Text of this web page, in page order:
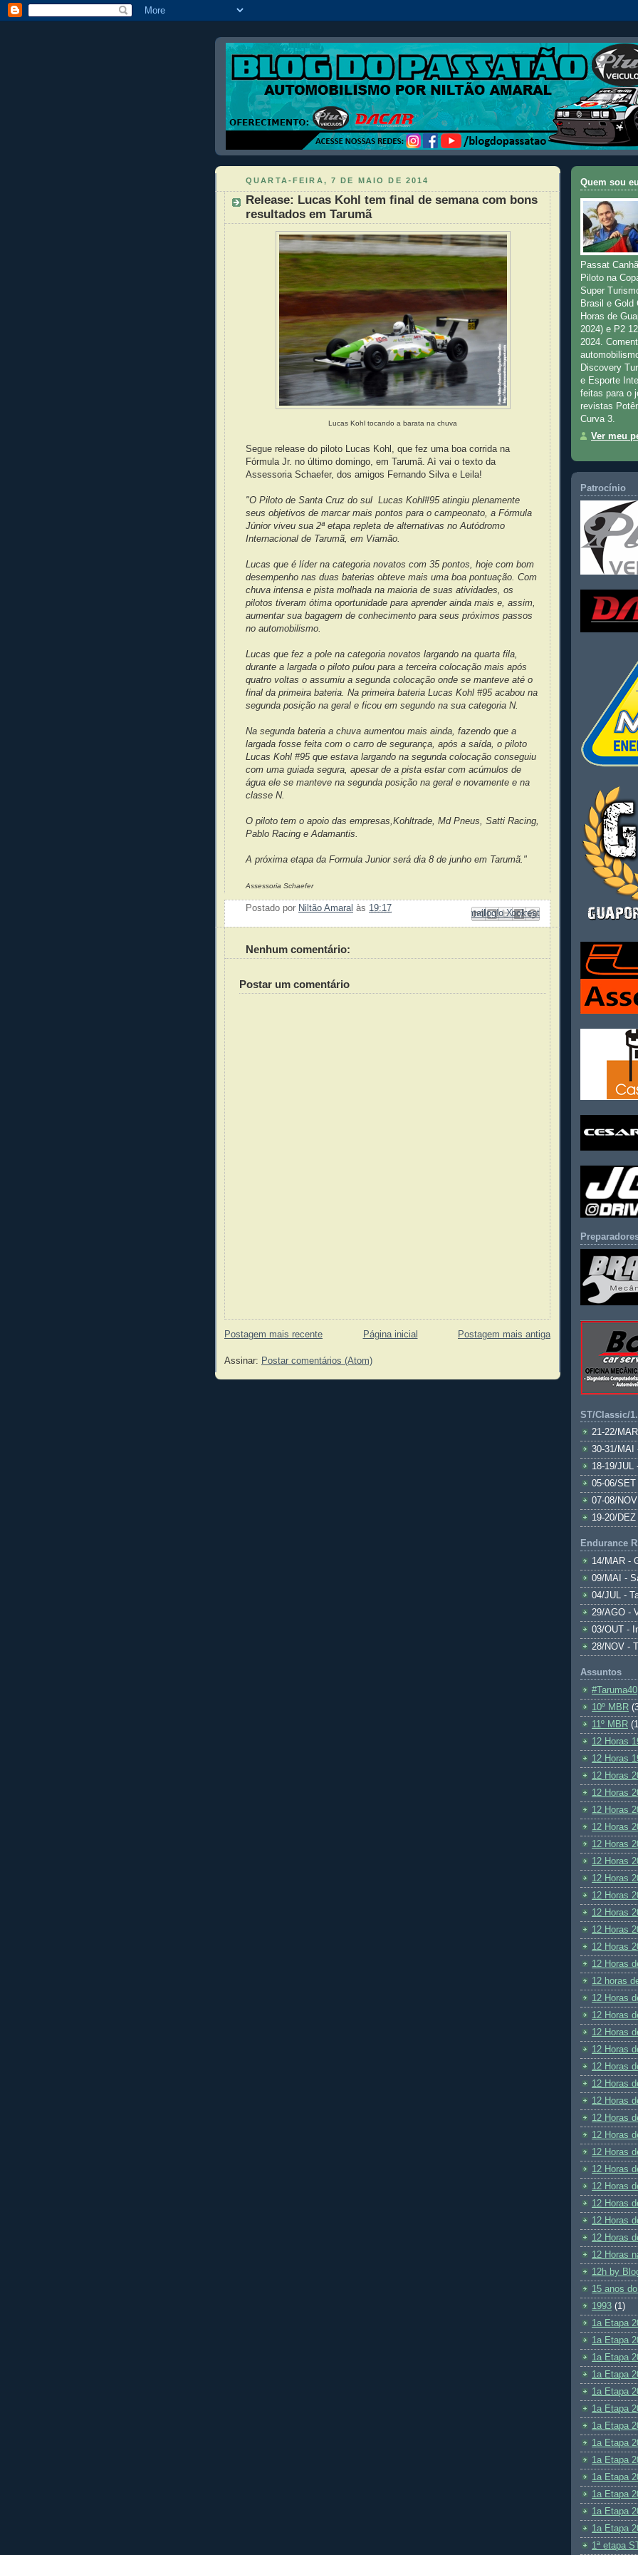
QUARTA-FEIRA, 7 DE MAIO DE 2014
Release: Lucas Kohl tem final de semana com bons
resultados em Tarumã
Lucas Kohl tocando a barata na chuva
Segue release do piloto Lucas Kohl, que fez uma boa corrida na
Fórmula Jr. no último domingo, em Tarumã. Aì vai o texto da
Assessoria Schaefer, dos amigos Fernando Silva e Leila!
"O Piloto de Santa Cruz do sul Lucas Kohl#95 atingiu plenamente
seus objetivos de marcar mais pontos para o campeonato, a Fórmula
Júnior viveu sua 2ª etapa repleta de alternativas no Autódromo
Internacional de Tarumã, em Viamão.
Lucas que é líder na categoria novatos com 35 pontos, hoje com bom
desempenho nas duas baterias obteve mais uma boa pontuação. Com
chuva intensa e pista molhada na maioria de suas atividades, os
pilotos tiveram ótima oportunidade para aprender ainda mais e, assim,
aumentar sua bagagem de conhecimento para seus próximos passos
no automobilismo.
Lucas que fez a pole na categoria novatos largando na quarta fila,
durante a largada o piloto pulou para a terceira colocação mais após
quatro voltas o assumiu a segunda colocação onde se manteve até o
final da primeira bateria. Na primeira bateria Lucas Kohl #95 acabou na
segunda posição na geral e ficou em segundo na sua categoria N.
Na segunda bateria a chuva aumentou mais ainda, fazendo que a
largada fosse feita com o carro de segurança, após a saída, o piloto
Lucas Kohl #95 que estava largando na segunda colocação conseguiu
com uma guiada segura, apesar de a pista estar com acúmulos de
água ele se manteve na segunda posição na geral e novamente e na
classe N.
O piloto tem o apoio das empresas,Kohltrade, Md Pneus, Satti Racing,
Pablo Racing e Adamantis.
A próxima etapa da Formula Junior será dia 8 de junho em Tarumã."
Assessoria Schaefer
Postado por Niltão Amaral às 19:17 Enviar por e-mail
Postar no blog!
Compartilhar no X
Compartilhar no Facebook
Compartilhar com o Pinterest
Nenhum comentário:
Postar um comentário
Postagem mais recente Postagem mais antiga
Página inicial
Assinar: Postar comentários (Atom)
Quem sou
Passat
Piloto na
Super
Brasil e
Horas de
2024) e P2
2024.
Discovery
e Esporte
feitas para o
revistas
Curva 3.
Ver meu
Patrocínio
ST/Classic/
21-22/
30-31/MAI
18-19/JUL
05-06/
07-08/
19-20/
Endurance
14/MAR -
09/MAI -
04/JUL -
29/AGO -
03/OUT -
28/NOV -
Assuntos
#Taruma40
10º MBR
11º MBR
12 Horas
12 Horas
12 Horas
12 Horas
12 Horas
12 Horas
12 Horas
12 Horas
12 Horas
12 Horas
12 Horas
12 Horas
12 Horas
12 Horas
12 horas
12 Horas
12 Horas
12 Horas
12 Horas
12 Horas
12 Horas
12 Horas
12 Horas
12 Horas
12 Horas
12 Horas
12 Horas
12 Horas
12 Horas
12 Horas
12 Horas
12h by
15 anos
1993 (1)
1a Etapa
1a Etapa
1a Etapa
1a Etapa
1a Etapa
1a Etapa
1a Etapa
1a Etapa
1a Etapa
1a Etapa
1a Etapa
1a Etapa
1a Etapa
1ª etapa